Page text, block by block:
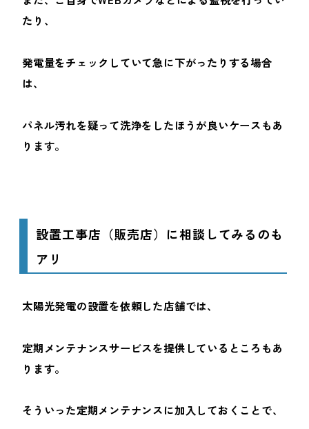
たり、
発電量をチェックしていて急に下がったりする場合
は、
パネル汚れを疑って洗浄をしたほうが良いケースもあ
ります。
設置工事店（販売店）に相談してみるのも
アリ
太陽光発電の設置を依頼した店舗では、
定期メンテナンスサービスを提供しているところもあ
ります。
そういった定期メンテナンスに加入しておくことで、